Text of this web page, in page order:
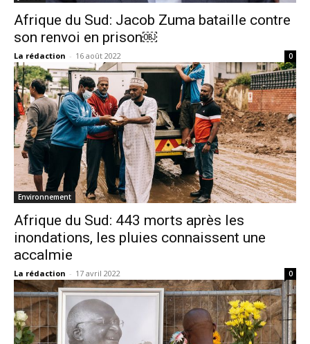
Afrique du Sud: Jacob Zuma bataille contre
son renvoi en prison￼
La rédaction - 16 août 2022 0
Environnement
Afrique du Sud: 443 morts après les
inondations, les pluies connaissent une
accalmie
La rédaction - 17 avril 2022 0